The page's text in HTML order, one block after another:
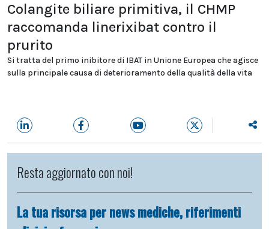
Colangite biliare primitiva, il CHMP
raccomanda linerixibat contro il
prurito
Si tratta del primo inibitore di IBAT in Unione Europea che agisce
sulla principale causa di deterioramento della qualità della vita
Resta aggiornato con noi!
La tua risorsa per news mediche, riferimenti